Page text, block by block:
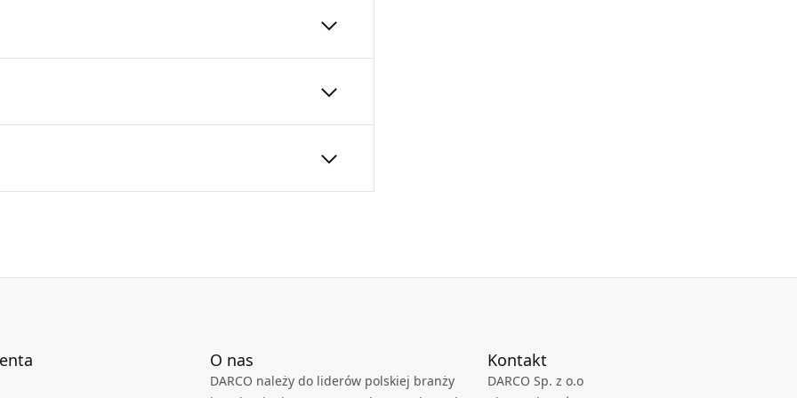
kominowej
O nas
DARCO należy do liderów polskiej branży
Kontakt
DARCO Sp. z o.o